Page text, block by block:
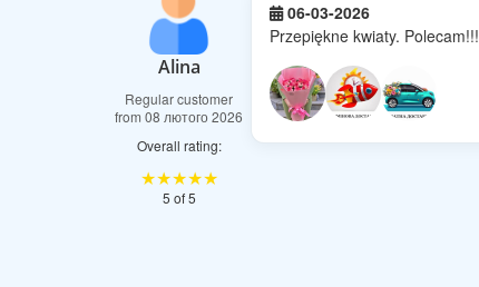
Alina
Regular customer
from 08 лютого 2026
Overall rating:
★★★★★
5 of 5
06-03-2026
Przepiękne kwiaty. Polecam!!!